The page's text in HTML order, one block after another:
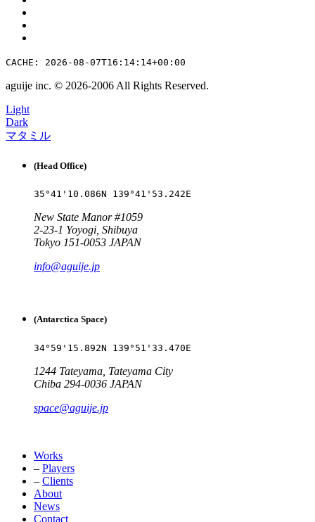
CACHE: 2026-08-07T16:14:14+00:00
aguije inc. ©︎ 2026-2006 All Rights Reserved.
Light
Dark
マタミル
(Head Office)
35°41'10.086N 139°41'53.242E
New State Manor #1059
2-23-1 Yoyogi, Shibuya
Tokyo 151-0053 JAPAN
info@aguije.jp
(Antarctica Space)
34°59'15.892N 139°51'33.470E
1244 Tateyama, Tateyama City
Chiba 294-0036 JAPAN
space@aguije.jp
Works
– Players
– Clients
About
News
Contact